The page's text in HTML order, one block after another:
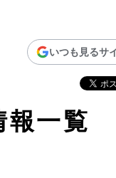
いつも見るサ
報一覧